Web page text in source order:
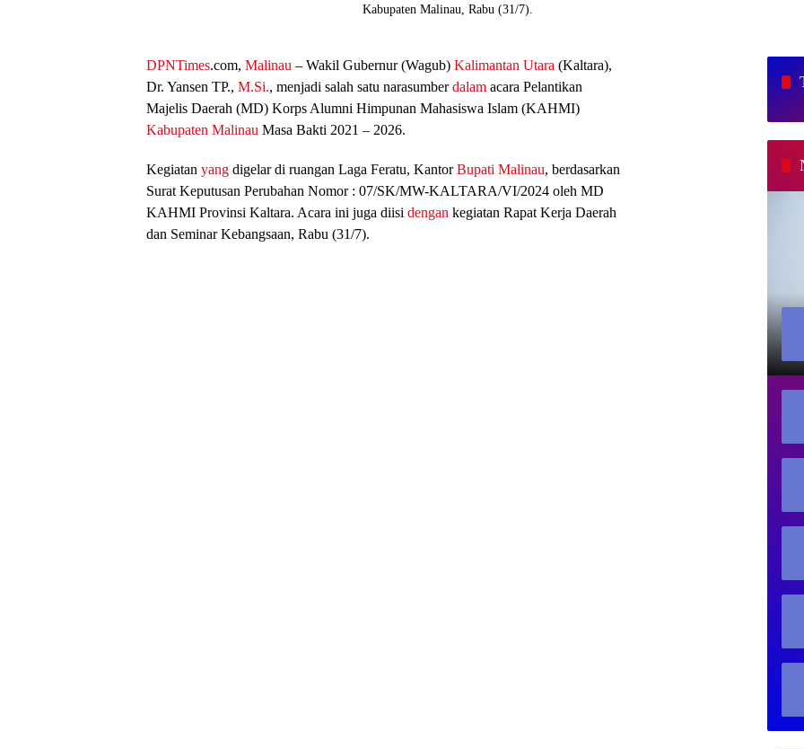
Kabupaten Malinau, Rabu (31/7).
DPNTimes.com, Malinau – Wakil Gubernur (Wagub) Kalimantan Utara (Kaltara),
Dr. Yansen TP., M.Si., menjadi salah satu narasumberdalam acara Pelantikan
Majelis Daerah (MD) Korps Alumni Himpunan Mahasiswa Islam (KAHMI)
Kabupaten Malinau Masa Bakti 2021 – 2026.
Kegiatan yang digelar di ruangan Laga Feratu, KantorBupati Malinau, berdasarkan
Surat Keputusan Perubahan Nomor : 07/SK/MW-KALTARA/VI/2024 oleh MD
KAHMI Provinsi Kaltara. Acara ini juga diisi dengan kegiatan Rapat Kerja Daerah
dan Seminar Kebangsaan, Rabu (31/7).